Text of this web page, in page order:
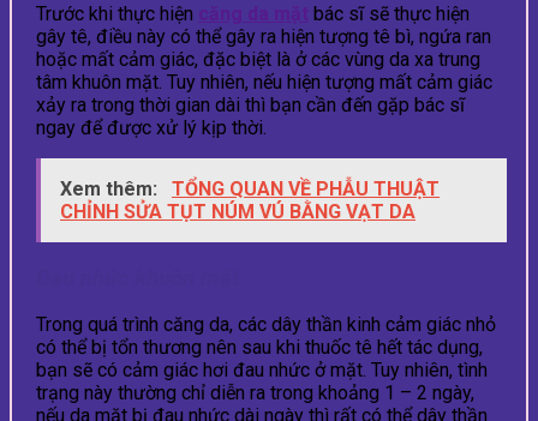
Trước khi thực hiện căng da mặt bác sĩ sẽ thực hiện
gây tê, điều này có thể gây ra hiện tượng tê bì, ngứa ran
hoặc mất cảm giác, đặc biệt là ở các vùng da xa trung
tâm khuôn mặt. Tuy nhiên, nếu hiện tượng mất cảm giác
xảy ra trong thời gian dài thì bạn cần đến gặp bác sĩ
ngay để được xử lý kịp thời.
Xem thêm:
TỔNG QUAN VỀ PHẪU THUẬT
CHỈNH SỬA TỤT NÚM VÚ BẰNG VẠT DA
Trong quá trình căng da, các dây thần kinh cảm giác nhỏ
có thể bị tổn thương nên sau khi thuốc tê hết tác dụng,
bạn sẽ có cảm giác hơi đau nhức ở mặt. Tuy nhiên, tình
trạng này thường chỉ diễn ra trong khoảng 1 – 2 ngày,
nếu da mặt bị đau nhức dài ngày thì rất có thể dây thần